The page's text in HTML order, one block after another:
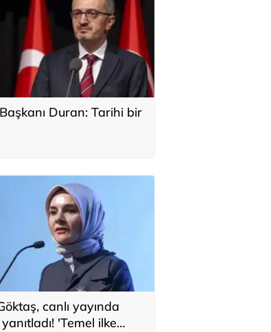
Duran: Tarihi bir
canlı yayında
'Temel ilke